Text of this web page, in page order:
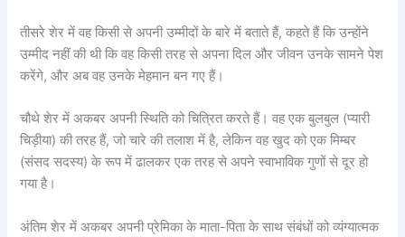
तीसरे शेर में वह किसी से अपनी उम्मीदों के बारे में बताते हैं, कहते हैं कि उन्होंने
उम्मीद नहीं की थी कि वह किसी तरह से अपना दिल और जीवन उनके सामने पेश
करेंगे, और अब वह उनके मेहमान बन गए हैं।
चौथे शेर में अकबर अपनी स्थिति को चित्रित करते हैं। वह एक बुलबुल (प्यारी
चिड़ीया) की तरह हैं, जो चारे की तलाश में है, लेकिन वह खुद को एक मिम्बर
(संसद सदस्य) के रूप में ढालकर एक तरह से अपने स्वाभाविक गुणों से दूर हो
गया है।
अंतिम शेर में अकबर अपनी प्रेमिका के माता-पिता के साथ संबंधों को व्यंग्यात्मक